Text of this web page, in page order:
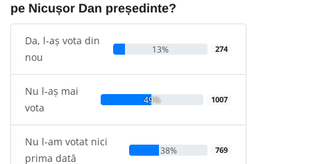
pe Nicușor Dan președinte?
Da, l-aș vota din
nou
13% 274
Nu l-aș mai
vota
49% 1007
Nu l-am votat nici
prima dată
38% 769